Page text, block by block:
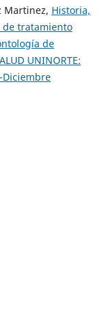
Martinez, Historia,
de tratamiento
de
UNINORTE:
Diciembre